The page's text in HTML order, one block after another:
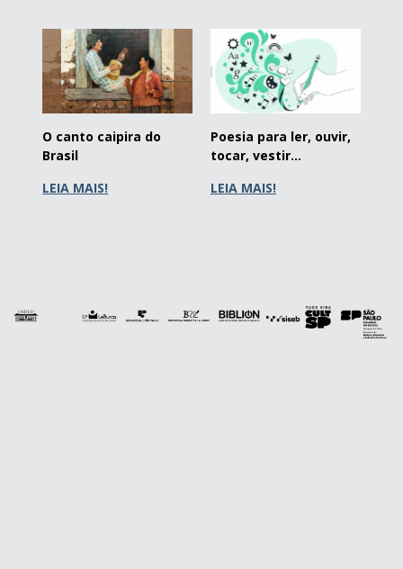
O canto caipira do
Brasil
LEIA MAIS!
Poesia para ler, ouvir,
tocar, vestir...
LEIA MAIS!